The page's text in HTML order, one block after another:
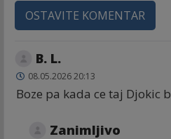
OSTAVITE KOMENTAR
B. L.
08.05.2026 20:13
Boze pa kada ce taj Djokic
Zanimljivo